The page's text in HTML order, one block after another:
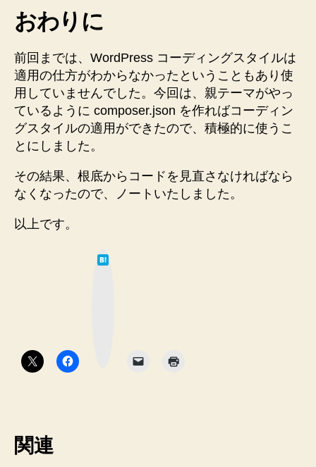
おわりに
前回までは、WordPress コーディングスタイルは
適用の仕方がわからなかったということもあり使
用していませんでした。今回は、親テーマがやっ
ているように composer.json を作ればコーディン
グスタイルの適用ができたので、積極的に使うこ
とにしました。
その結果、根底からコードを見直さなければなら
なくなったので、ノートいたしました。
以上です。
関連